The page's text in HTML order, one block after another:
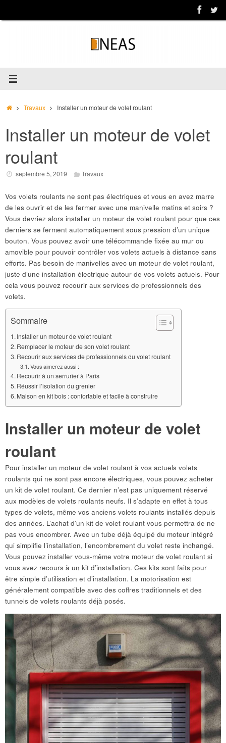
Accueil
Travaux Installer un moteur de volet roulant
Installer un moteur de volet
roulant
septembre 5, 2019 Travaux
Vos volets roulants ne sont pas électriques et vous en avez marre
de les ouvrir et de les fermer avec une manivelle matins et soirs ?
Vous devriez alors installer un moteur de volet roulant pour que ces
derniers se ferment automatiquement sous pression d’un unique
bouton. Vous pouvez avoir une télécommande fixée au mur ou
amovible pour pouvoir contrôler vos volets actuels à distance sans
efforts. Pas besoin de manivelles avec un moteur de volet roulant,
juste d’une installation électrique autour de vos volets actuels. Pour
cela vous pouvez recourir aux services de professionnels des
volets.
Sommaire
Installer un moteur de volet roulant
Remplacer le moteur de son volet roulant
Recourir aux services de professionnels du volet roulant
Vous aimerez aussi :
Recourir à un serrurier à Paris
Réussir l’isolation du grenier
Maison en kit bois : confortable et facile à construire
Installer un moteur de volet
roulant
Pour installer un moteur de volet roulant à vos actuels volets
roulants qui ne sont pas encore électriques, vous pouvez acheter
un kit de volet roulant. Ce dernier n’est pas uniquement réservé
aux modèles de volets roulants neufs. Il s’adapte en effet à tous
types de volets, même vos anciens volets roulants installés depuis
des années. L’achat d’un kit de volet roulant vous permettra de ne
pas vous encombrer. Avec un tube déjà équipé du moteur intégré
qui simplifie l’installation, l’encombrement du volet reste inchangé.
Vous pouvez installer vous-même votre moteur de volet roulant si
vous avez recours à un kit d’installation. Ces kits sont faits pour
être simple d’utilisation et d’installation. La motorisation est
généralement compatible avec des coffres traditionnels et des
tunnels de volets roulants déjà posés.